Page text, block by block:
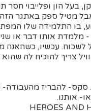
בעל הון ופלייבוי חסר
אבל מטיל ספק באתגר
בו התלמידה שלו
מלמדת אותו דבר או
לשכוח. עכשיו, כשהאנה
צריך להוכיח לה שהוא
סקס- להבריז
אותנו.
HEROES AND